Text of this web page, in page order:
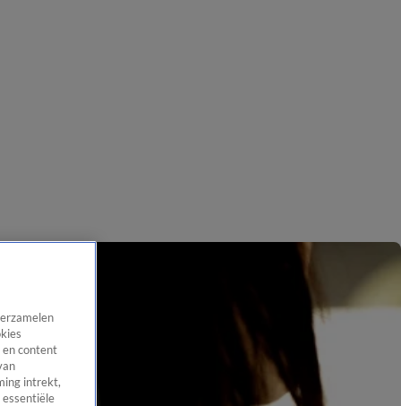
en content
intrekt,